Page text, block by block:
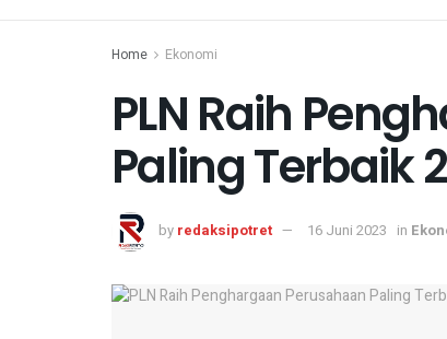
Home Ekonomi
PLN Raih
Paling Terbaik
by redaksipotret 16 Juni 2023 in